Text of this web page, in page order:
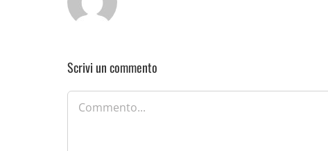
Scrivi un commento
Commento